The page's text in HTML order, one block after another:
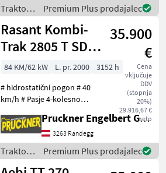
# 2x dvokrmilni krmilni
mehanizem (1x zadaj, 1x
Traktor /
Aebi
Premium Plus prodajalec
Rasant Kombi-
Trak 2805 T SD 4
Hydro
35.900
€
Cena
vključuje
DDV
(stopnja
20%)
29.916,67 €
neto
84 KM/62 kW L. pr. 2000
3152 h
# hidrostatični pogon # 40
km/h # Pasje 4-kolesno
klimatsko napravo # Motor
Kubota V3300 T #4-kolesna
zavora # Dokumenti vozila
niso na
Pruckner Engelbert GmbH
3263 Randegg
Traktor /
Rasant
Premium Plus prodajalec